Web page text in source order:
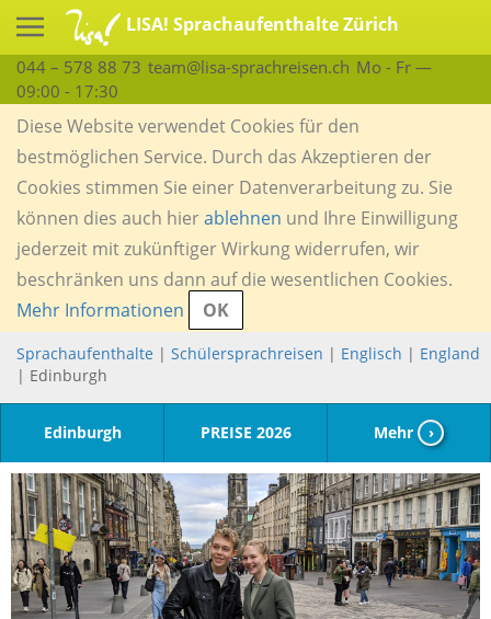
LISA! Sprachaufenthalte Zürich
044 – 578 88 73 team@lisa-sprachreisen.ch Mo - Fr —
09:00 - 17:30
Diese Website verwendet Cookies für den
bestmöglichen Service. Durch das Akzeptieren der
Cookies stimmen Sie einer Datenverarbeitung zu. Sie
können dies auch hierablehnen und Ihre Einwilligung
jederzeit mit zukünftiger Wirkung widerrufen, wir
beschränken uns dann auf die wesentlichen Cookies.
Mehr Informationen
OK
Sprachaufenthalte | Schülersprachreisen | Englisch | England
| Edinburgh
Edinburgh PREISE 2026 Mehr ›